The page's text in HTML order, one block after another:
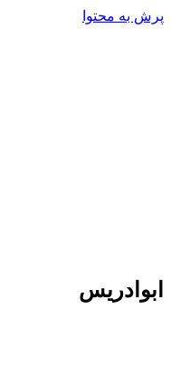
پرش به محتوا
ابوادریس